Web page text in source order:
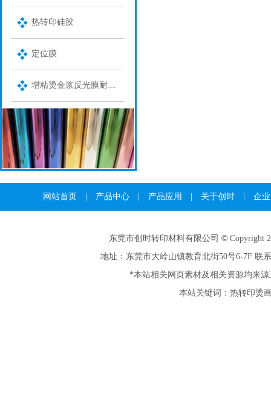
热转印硅胶
定位膜
增粘烫金浆反光膜耐水洗金油
网站首页 产品中心| 产品应用 关于创时| 企
东莞市创时转印材料有限公司 ©Copyright
地址：东莞市大岭山镇教育北街50号6-7F 联
*本站相关网页素材及相关资源均来
本站关键词：热转印烫